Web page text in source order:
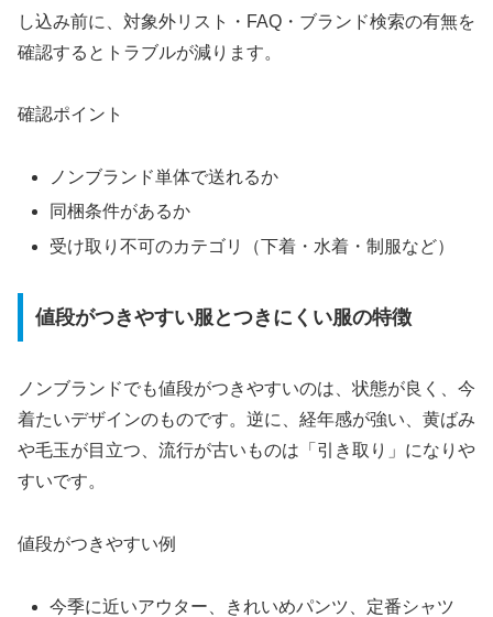
し込み前に、対象外リスト・FAQ・ブランド検索の有無を
確認するとトラブルが減ります。
確認ポイント
ノンブランド単体で送れるか
同梱条件があるか
受け取り不可のカテゴリ（下着・水着・制服など）
値段がつきやすい服とつきにくい服の特徴
ノンブランドでも値段がつきやすいのは、状態が良く、今
着たいデザインのものです。逆に、経年感が強い、黄ばみ
や毛玉が目立つ、流行が古いものは「引き取り」になりや
すいです。
値段がつきやすい例
今季に近いアウター、きれいめパンツ、定番シャツ